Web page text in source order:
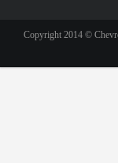
Copyright 2014 ©